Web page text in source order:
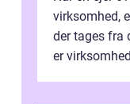
virksomhed,
der tages fra
er